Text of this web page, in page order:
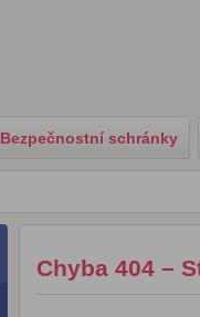
Bezpečnostní schránky
Chyba 404 –